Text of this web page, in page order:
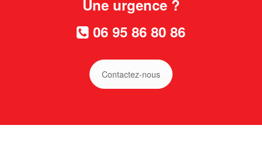
Une urgence ?
06 95 86 80 86
Contactez-nous